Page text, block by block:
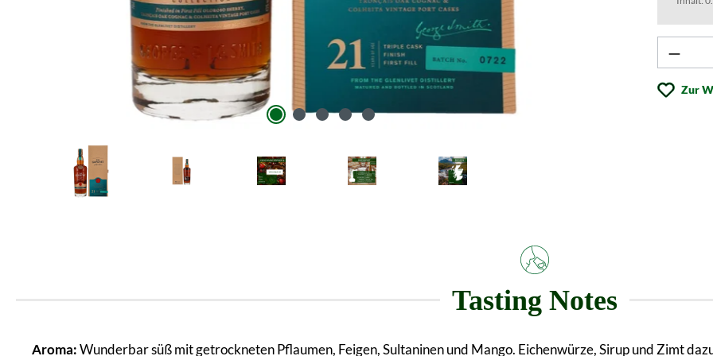
Zur
Tasting Notes
Aroma:Wunderbar süß mit getrockneten Pflaumen, Feigen, Sultaninen und Mango. Eichenwürze, Sirup und Zimt